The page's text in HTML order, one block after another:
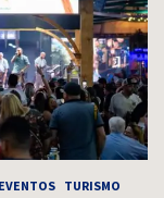
TURISMO